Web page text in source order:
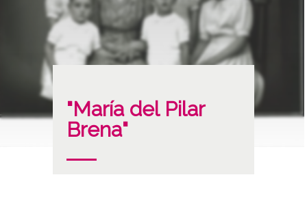
"María del Pilar
Brena"